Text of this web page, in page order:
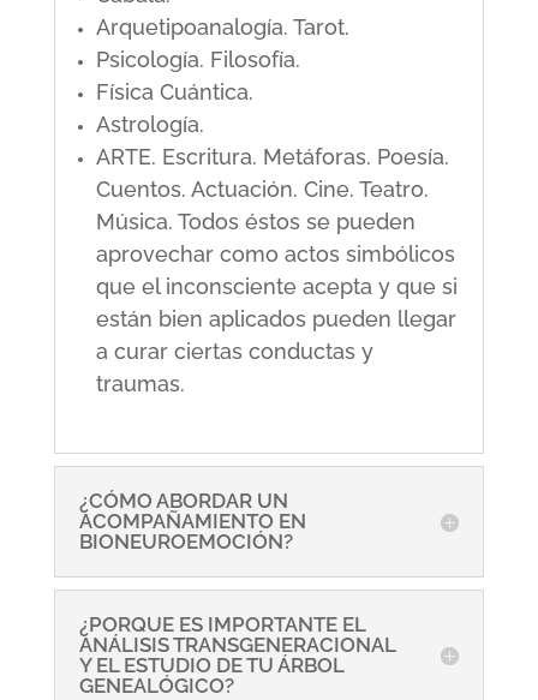
Arquetipoanalogía. Tarot.
Psicología. Filosofía.
Física Cuántica.
Astrología.
ARTE. Escritura. Metáforas. Poesía.
Cuentos. Actuación. Cine. Teatro.
Música. Todos éstos se pueden
aprovechar como actos simbólicos
que el inconsciente acepta y que si
están bien aplicados pueden llegar
a curar ciertas conductas y
traumas.
¿CÓMO ABORDAR UN
ACOMPAÑAMIENTO EN
BIONEUROEMOCIÓN?
¿PORQUE ES IMPORTANTE EL
ANÁLISIS TRANSGENERACIONAL
Y EL ESTUDIO DE TU ÁRBOL
GENEALÓGICO?